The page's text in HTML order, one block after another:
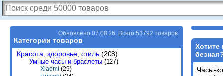
Обновлено 07.08.26. Всего 53792 товаров.
Категории товаров
Красота, здоровье, стиль (208)
Умные часы и браслеты (127)
Xiaomi (29)
Хотите
Часы-